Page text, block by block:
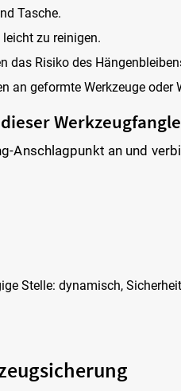
Tasche.
zu reinigen.
das Risiko des
an geformte Werkzeuge oder
Anschlagpunkt an und
Stelle: dynamisch,